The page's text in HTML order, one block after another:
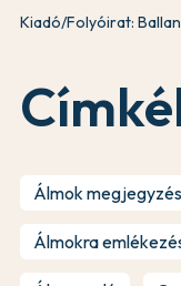
Kiadó/Folyóirat:
Álmok
Álmokra